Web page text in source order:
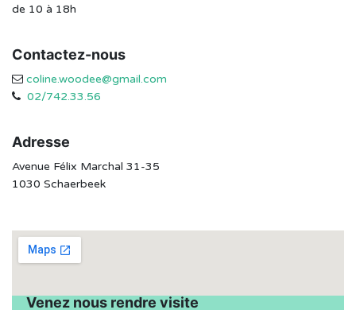
de 10 à 18h
Contactez-nous
coline.woodee@gmail.com
02/742.33.56
Adresse
Avenue Félix Marchal 31-35
1030 Schaerbeek
Venez nous rendre visite